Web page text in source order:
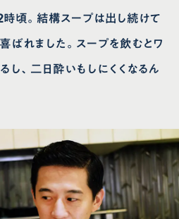
時頃。結構スープは出し続けて
ばれました。スープを飲むとワ
し、二日酔いもしにくくなるん